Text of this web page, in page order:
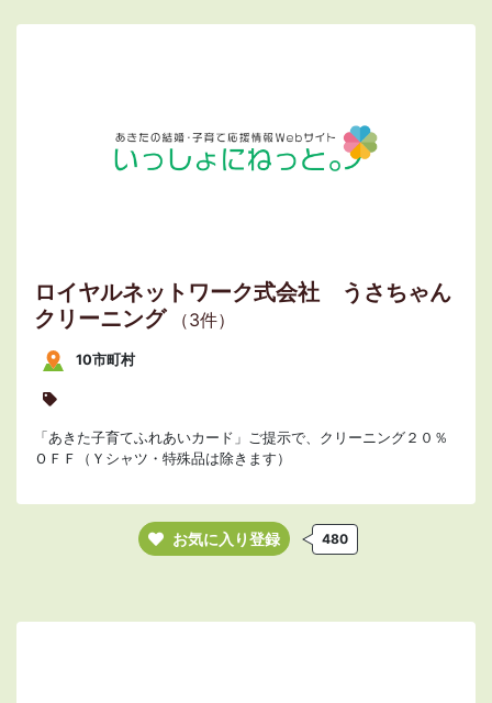
ロイヤルネットワーク式会社 うさちゃん
クリーニング
（3件）
10市町村
「あきた子育てふれあいカード」ご提示で、クリーニング２０％
ＯＦＦ（Ｙシャツ・特殊品は除きます）
お気に入り登録 480